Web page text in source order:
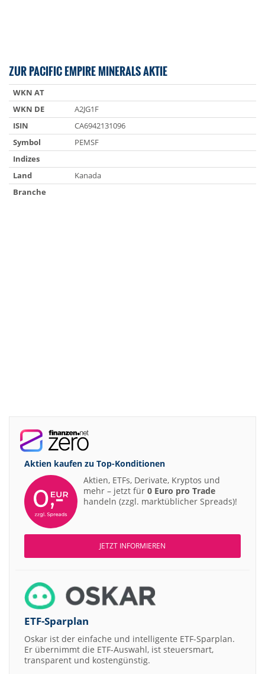
ZUR PACIFIC EMPIRE MINERALS AKTIE
WKN AT
WKN DE
A2JG1F
ISIN
CA6942131096
Symbol
PEMSF
Indizes
Land
Kanada
Branche
Aktien kaufen zu Top-Konditionen
Aktien, ETFs, Derivate, Kryptos und
mehr – jetzt für 0 Euro pro Trade
handeln (zzgl. marktüblicher Spreads)!
JETZT INFORMIEREN
ETF-Sparplan
Oskar ist der einfache und intelligente ETF-Sparplan.
Er übernimmt die ETF-Auswahl, ist steuersmart,
transparent und kostengünstig.